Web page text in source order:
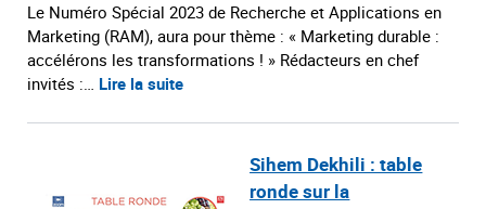
Le Numéro Spécial 2023 de Recherche et Applications en
Marketing (RAM), aura pour thème : « Marketing durable :
accélérons les transformations ! » Rédacteurs en chef
invités :… Lire la suite
Sihem Dekhili : table
ronde sur la